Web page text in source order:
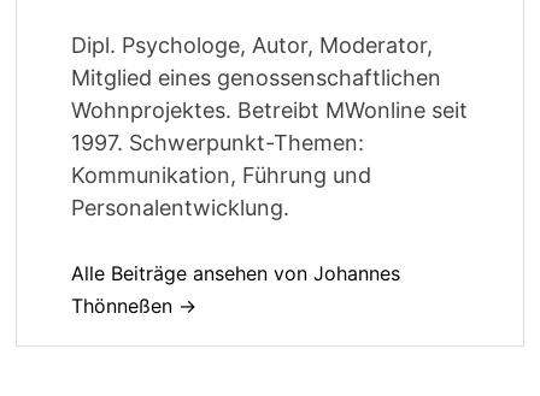
Dipl. Psychologe, Autor, Moderator,
Mitglied eines genossenschaftlichen
Wohnprojektes. Betreibt MWonline seit
1997. Schwerpunkt-Themen:
Kommunikation, Führung und
Personalentwicklung.
Alle Beiträge ansehen von Johannes
Thönneßen →